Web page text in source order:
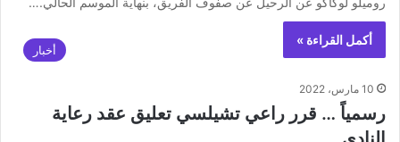
أكمل القراءة »
أخبار
10 مارس، 2022
رسمياً … قرر راعي تشيلسي تعليق عقد رعاية